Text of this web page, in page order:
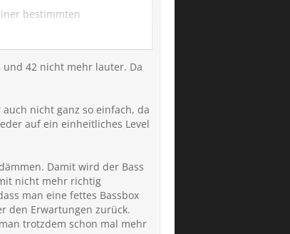
bestimmten
und 42 nicht mehr lauter. Da
nicht ganz so einfach, da
auf ein einheitliches Level
Damit wird der Bass
nicht mehr richtig
man eine fettes Bassbox
den Erwartungen zurück.
trotzdem schon mal mehr